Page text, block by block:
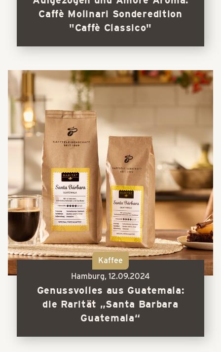
Caffè Molinari Sonderedition
"Caffè Classico"
Kaffee
Hamburg, 12.09.2024
Genussvolles aus Guatemala:
die Rarität „Santa Barbara
Guatemala“